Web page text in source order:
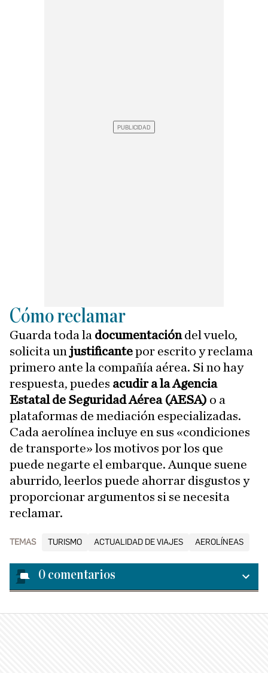
Cómo reclamar
Guarda toda la documentacióndel vuelo,
solicita un justificantepor escrito y reclama
primero ante la compañía aérea. Si no hay
respuesta, puedes acudir a la Agencia
Estatal de Seguridad Aérea (AESA) o a
plataformas de mediación especializadas.
Cada aerolínea incluye en sus «condiciones
de transporte» los motivos por los que
puede negarte el embarque. Aunque suene
aburrido, leerlos puede ahorrar disgustos y
proporcionar argumentos si se necesita
reclamar.
TEMAS TURISMO ACTUALIDAD DE VIAJES AEROLÍNEAS
0 comentarios